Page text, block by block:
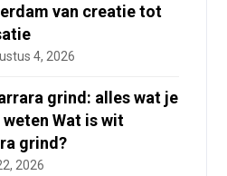
van creatie tot
4, 2026
grind: alles wat je
Wat is wit
grind?
2026